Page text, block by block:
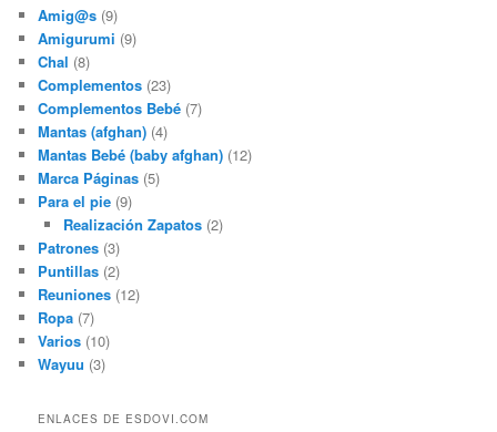
Amig@s (9)
Amigurumi (9)
Chal (8)
Complementos (23)
Complementos Bebé (7)
Mantas (afghan) (4)
Mantas Bebé (baby afghan) (12)
Marca Páginas (5)
Para el pie (9)
Realización Zapatos(2)
Patrones (3)
Puntillas (2)
Reuniones (12)
Ropa (7)
Varios (10)
Wayuu (3)
ENLACES DE ESDOVI.COM